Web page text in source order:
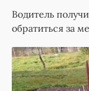
Водитель
обратиться за